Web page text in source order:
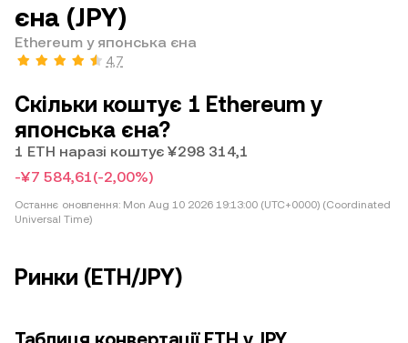
єна (JPY)
Ethereum у японська єна
4,7
Скільки коштує 1 Ethereum у
японська єна?
1 ETH наразі коштує ¥298 314,1
-¥7 584,61(-2,00%)
Останнє оновлення: Mon Aug 10 2026 19:13:00 (UTC+0000) (Coordinated
Universal Time)
Ринки (ETH/JPY)